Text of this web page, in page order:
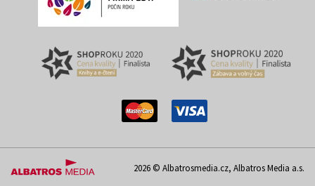
2026 © Albatrosmedia.cz, Albatros Media a.s.